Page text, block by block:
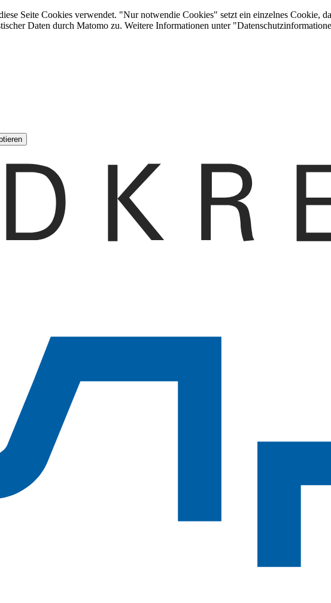
Seite Cookies verwendet. "Nur notwendie Cookies" setzt ein einzelnes Cookie,
Daten durch Matomo zu. Weitere Informationen unter